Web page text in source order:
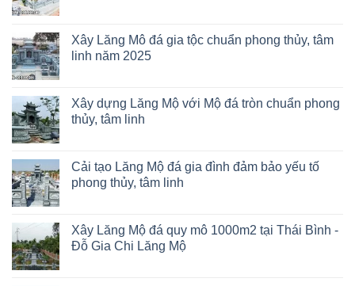
Xây Lăng Mô đá gia tộc chuẩn phong thủy, tâm
linh năm 2025
Xây dựng Lăng Mộ với Mộ đá tròn chuẩn phong
thủy, tâm linh
Cải tạo Lăng Mộ đá gia đình đảm bảo yếu tố
phong thủy, tâm linh
Xây Lăng Mộ đá quy mô 1000m2 tại Thái Bình -
Đỗ Gia Chi Lăng Mộ